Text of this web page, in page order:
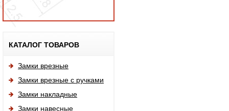
КАТАЛОГ ТОВАРОВ
Замки врезные
Замки врезные с ручками
Замки накладные
Замки навесные